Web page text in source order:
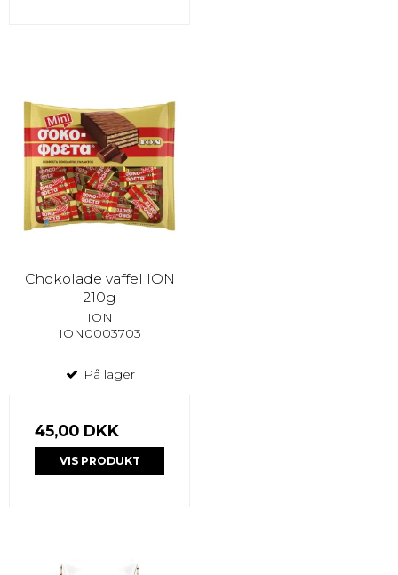
Chokolade vaffel ION
210g
ION
ION0003703
På lager
45,00 DKK
VIS PRODUKT